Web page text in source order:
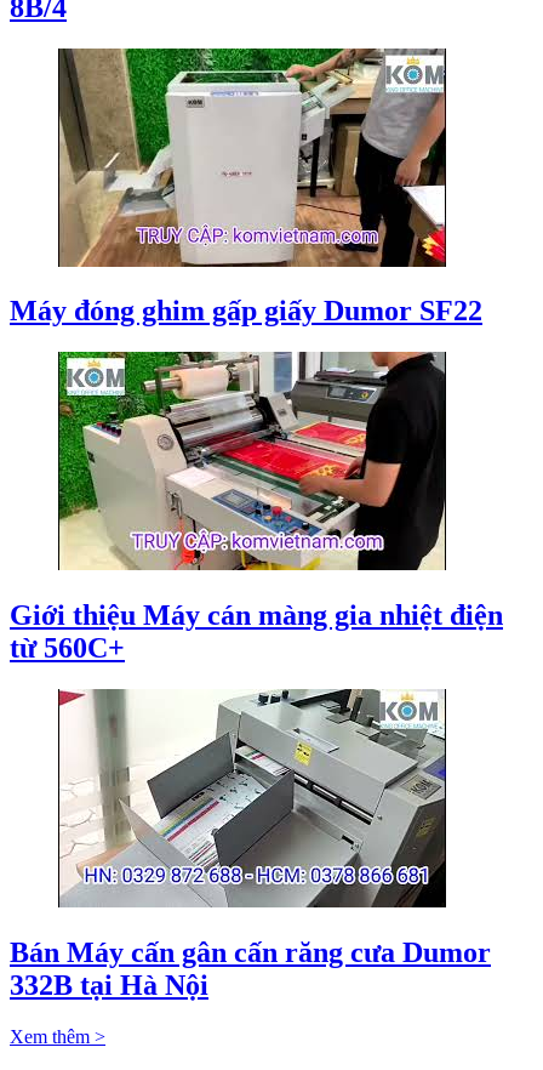
8B/4
Máy đóng ghim gấp giấy Dumor SF22
Giới thiệu Máy cán màng gia nhiệt điện
từ 560C+
Bán Máy cấn gân cấn răng cưa Dumor
332B tại Hà Nội
Xem thêm >